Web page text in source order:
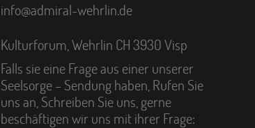
info@admiral-wehrlin.de
Kulturforum, Wehrlin CH 3930 Visp
Falls sie eine Frage aus einer unserer
Seelsorge – Sendung haben, Rufen Sie
uns an, Schreiben Sie uns, gerne
beschäftigen wir uns mit ihrer Frage: